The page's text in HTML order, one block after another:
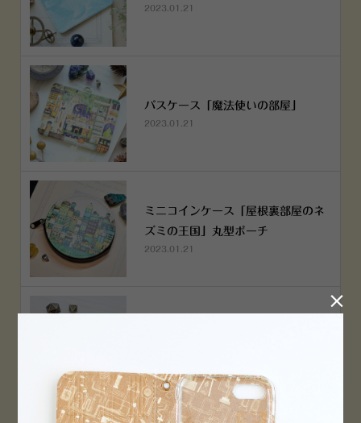
2023.01.21
パスケース「魔法使いの部屋」
2023.01.21
ミニコインケース「屋根裏部屋のネ
ズミの王国」丸型ポーチ
2023.01.21
